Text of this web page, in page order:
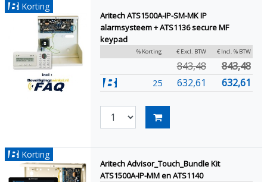
Korting
Aritech ATS1500A-IP-SM-MK IP
alarmsysteem + ATS1136 secure MF
keypad
% Korting € Excl. BTW € Incl. % BTW
843,48 843,48
25 632,61 632,61
Korting
Aritech Advisor_Touch_Bundle Kit
ATS1500A-IP-MM en ATS1140